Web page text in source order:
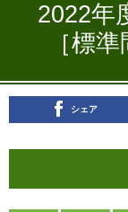
自由研究教材（小学生向
ランキング
2022年
［標
シェア